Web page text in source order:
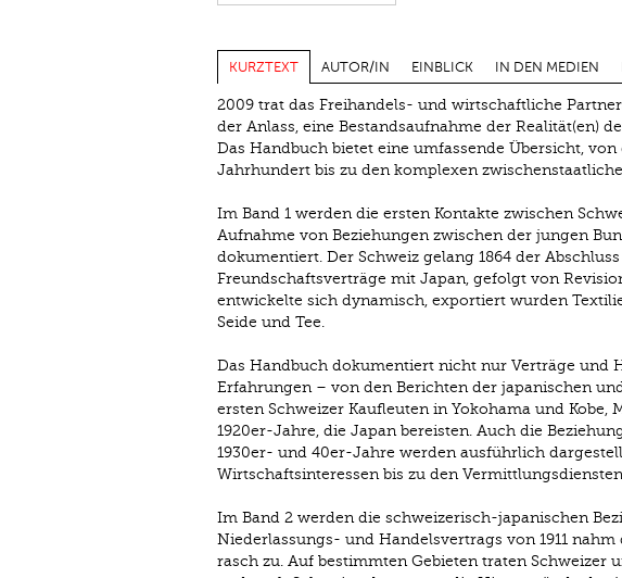
KURZTEXT AUTOR/IN EINBLICK IN DEN MEDIEN
2009 trat das Freihandels- und wirtschaftliche
der Anlass, eine Bestandsaufnahme der Realität(en)
Das Handbuch bietet eine umfassende Übersicht,
Jahrhundert bis zu den komplexen
Im Band 1 werden die ersten Kontakte zwischen
Aufnahme von Beziehungen zwischen der jungen
dokumentiert. Der Schweiz gelang 1864 der
Freundschaftsverträge mit Japan, gefolgt von
entwickelte sich dynamisch, exportiert wurden
Seide und Tee.
Das Handbuch dokumentiert nicht nur Verträge und
Erfahrungen – von den Berichten der japanischen
ersten Schweizer Kaufleuten in Yokohama und
1920er-Jahre, die Japan bereisten. Auch die
1930er- und 40er-Jahre werden ausführlich
Wirtschaftsinteressen bis zu den
Im Band 2 werden die schweizerisch-japanischen
Niederlassungs- und Handelsvertrags von 1911
rasch zu. Auf bestimmten Gebieten traten Schweizer